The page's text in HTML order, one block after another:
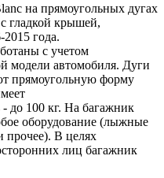
на прямоугольных дугах
гладкой крышей,
года.
с учетом
модели автомобиля. Дуги
прямоугольную форму
до 100 кг. На багажник
оборудование (лыжные
прочее). В целях
лиц багажник